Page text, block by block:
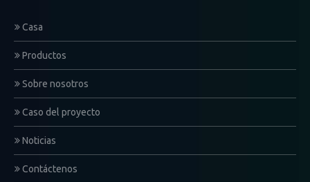
Casa
Productos
Sobre nosotros
Caso del proyecto
Noticias
Contáctenos